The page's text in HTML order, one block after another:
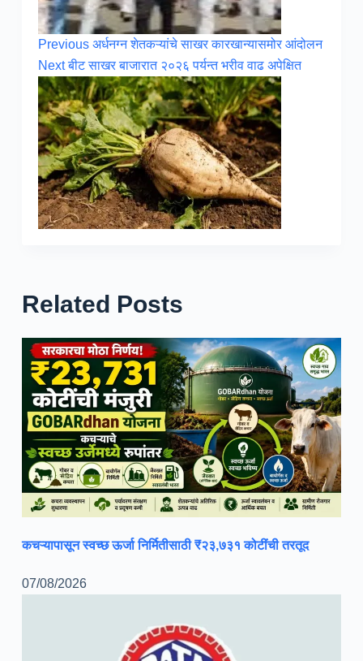
Previous अर्धनग्न शेतकऱ्यांचे साखर कारखान्यासमोर आंदोलन
Nextबीट साखर बाजारात २०२६ पर्यन्त भरीव वाढ अपेक्षित
Related Posts
कचऱ्यापासून स्वच्छ ऊर्जा निर्मितीसाठी ₹२३,७३१ कोटींची तरतूद
07/08/2026